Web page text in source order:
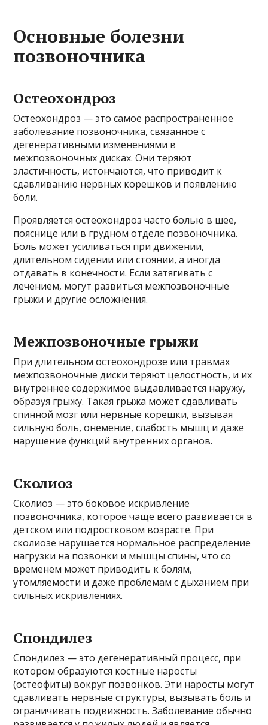
Основные болезни
позвоночника
Остеохондроз
Остеохондроз — это самое распространённое
заболевание позвоночника, связанное с
дегенеративными изменениями в
межпозвоночных дисках. Они теряют
эластичность, истончаются, что приводит к
сдавливанию нервных корешков и появлению
боли.
Проявляется остеохондроз часто болью в шее,
пояснице или в грудном отделе позвоночника.
Боль может усиливаться при движении,
длительном сидении или стоянии, а иногда
отдавать в конечности. Если затягивать с
лечением, могут развиться межпозвоночные
грыжи и другие осложнения.
Межпозвоночные грыжи
При длительном остеохондрозе или травмах
межпозвоночные диски теряют целостность, и их
внутреннее содержимое выдавливается наружу,
образуя грыжу. Такая грыжа может сдавливать
спинной мозг или нервные корешки, вызывая
сильную боль, онемение, слабость мышц и даже
нарушение функций внутренних органов.
Сколиоз
Сколиоз — это боковое искривление
позвоночника, которое чаще всего развивается в
детском или подростковом возрасте. При
сколиозе нарушается нормальное распределение
нагрузки на позвонки и мышцы спины, что со
временем может приводить к болям,
утомляемости и даже проблемам с дыханием при
сильных искривлениях.
Спондилез
Спондилез — это дегенеративный процесс, при
котором образуются костные наросты
(остеофиты) вокруг позвонков. Эти наросты могут
сдавливать нервные структуры, вызывать боль и
ограничивать подвижность. Заболевание обычно